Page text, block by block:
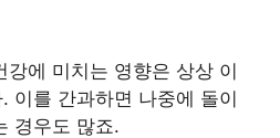
에 미치는 영향은 상상 이
이를 간과하면 나중에 돌이
경우도 많죠.